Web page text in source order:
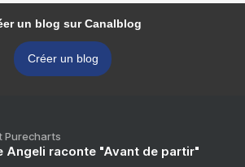
un blog sur Canalblog
Créer un blog
Purecharts
Angeli raconte "Avant de partir"